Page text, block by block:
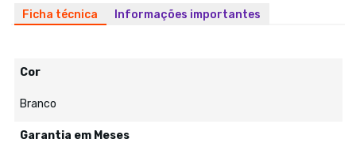
Ficha técnica Informações importantes
Cor
Branco
Garantia em Meses